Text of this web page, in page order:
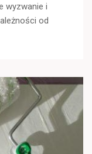
wyzwanie i
od